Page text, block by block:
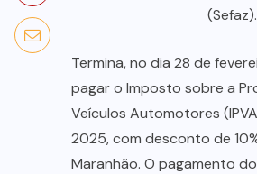
(Sefaz).
Termina, no dia 28 de
pagar o Imposto sobre a
Veículos Automotores
2025, com desconto de
Maranhão. O pagamento